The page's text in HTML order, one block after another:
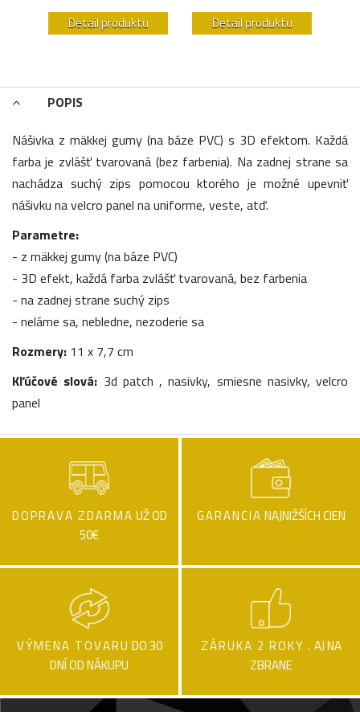
Detail produktu Detail produktu
POPIS
Nášivka z mäkkej gumy (na báze PVC) s 3D efektom. Každá
farba je zvlášť tvarovaná (bez farbenia). Na zadnej strane sa
nachádza suchý zips pomocou ktorého je možné upevniť
nášivku na velcro panel na uniforme, veste, atď.
Parametre:
- z mäkkej gumy (na báze PVC)
- 3D efekt, každá farba zvlášť tvarovaná, bez farbenia
- na zadnej strane suchý zips
- neláme sa, nebledne, nezoderie sa
Rozmery: 11 x 7,7 cm
Kľúčové slová: 3d patch , nasivky, smiesne nasivky, velcro
panel
DOPRAVA ZDARMA UŽ OD
50€
GARANCIA NAJNIŽŠÍCH CIEN
VÝMENA TOVARU DO 30
DNÍ OD NÁKUPU
ZÁRUKA 2 ROKY . AJ NA
ZBRANE